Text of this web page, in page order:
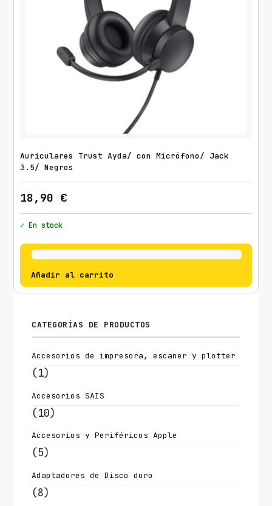
Auriculares Trust Ayda/ con Micrófono/ Jack
3.5/ Negros
18,90 €
✓ En stock
Añadir al carrito
CATEGORÍAS DE PRODUCTOS
Accesorios de impresora, escaner y plotter
(1)
Accesorios SAIS
(10)
Accesorios y Periféricos Apple
(5)
Adaptadores de Disco duro
(8)